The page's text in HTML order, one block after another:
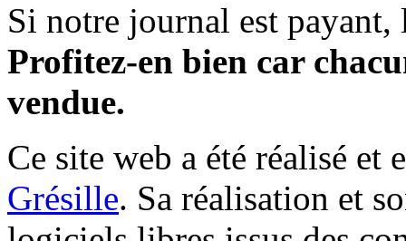
Si notre journal est payant,
Profitez-en bien car
vendue.
Ce site web a été réalisé et
Grésille. Sa réalisation et